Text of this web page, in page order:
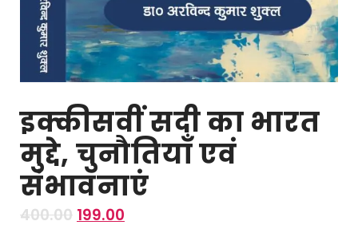
इक्कीसवीं सदी का भारत
मुद्दे, चुनौतियाँ एवं
संभावनाएं
400.00199.00